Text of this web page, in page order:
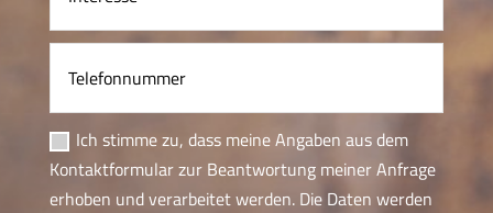
Ich stimme zu, dass meine Angaben aus dem
Kontaktformular zur Beantwortung meiner Anfrage
erhoben und verarbeitet werden. Die Daten werden